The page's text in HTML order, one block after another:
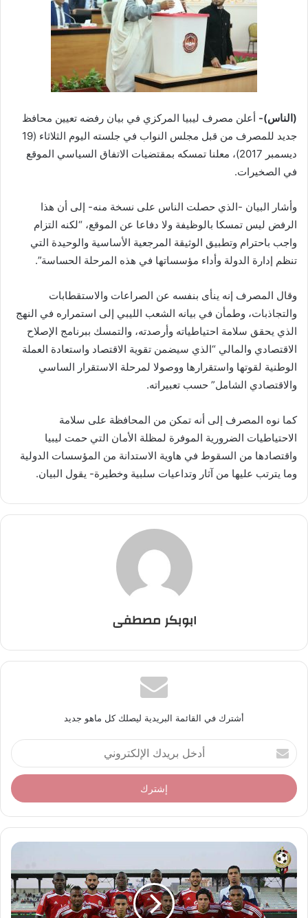
(الناس)- أعلن مصرف ليبيا المركزي في بيان رفضه تعيين محافظ
جديد للمصرف من قبل مجلس النواب في جلسته اليوم الثلاثاء (19
ديسمبر 2017)، معلنا تمسكه بمقتضيات الاتفاق السياسي الموقع
في الصخيرات.
وأشار البيان -الذي حصلت الناس على نسخة منه- إلى أن هذا
الرفض ليس تمسكا بالوظيفة ولا دفاعا عن الموقع، “لكنه التزام
واجب باحترام وتطبيق الوثيقة المرجعية الأساسية والوحيدة التي
تنظم إدارة الدولة وأداء مؤسساتها في هذه المرحلة الحساسة”.
وقال المصرف إنه ينأى بنفسه عن الصراعات والاستقطابات
والتجاذبات، وطمأن في بيانه الشعب الليبي إلى استمراره في النهج
الذي يحقق سلامة احتياطياته وأرصدته، والتمسك ببرنامج الإصلاح
الاقتصادي والمالي “الذي سيضمن تقوية الاقتصاد واستعادة العملة
الوطنية لقوتها واستقرارها ووصولا لمرحلة الاستقرار الساسي
والاقتصادي الشامل” حسب تعبيراته.
كما نوه المصرف إلى أنه تمكن من المحافظة على سلامة
الاحتياطيات الضرورية الموفرة لمظلة الأمان التي حمت ليبيا
واقتصادها من السقوط في هاوية الاستدانة من المؤسسات الدولية
وما يترتب عليها من آثار وتداعيات سلبية وخطيرة- يقول البيان.
ابوبكر مصطفى
أشترك في القائمة البريدية ليصلك كل ماهو جديد
أ
د
خ
ل
ر
د
ك
ا
ل
إ